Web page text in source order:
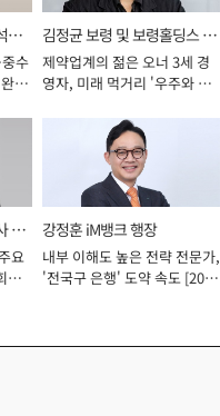
비
수
수
김정균 보령 및 보령홀딩스 대
표이사 사장
제약업계의 젊은 오너 3세 경
영자, 미래 먹거리 '우주와 헬
사
요
복
강정훈 iM뱅크 행장
내부 이해도 높은 전략 전문가,
'전국구 은행' 도약 속도 [2026